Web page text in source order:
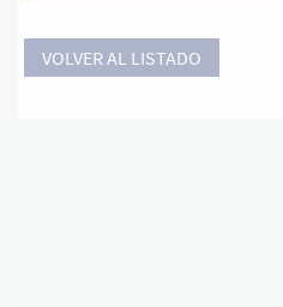
VOLVER AL LISTADO